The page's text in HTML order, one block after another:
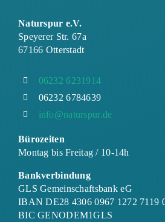
Naturspur e.V.
Speyerer Str. 67a
67166 Otterstadt
06232 6231914
06232 6784639
info@naturspur.de
Bürozeiten
Montag bis Freitag / 10-14h
Bankverbindung
GLS Gemeinschaftsbank eG
IBAN DE28 4306 0967 1272 7119
BIC GENODEM1GLS